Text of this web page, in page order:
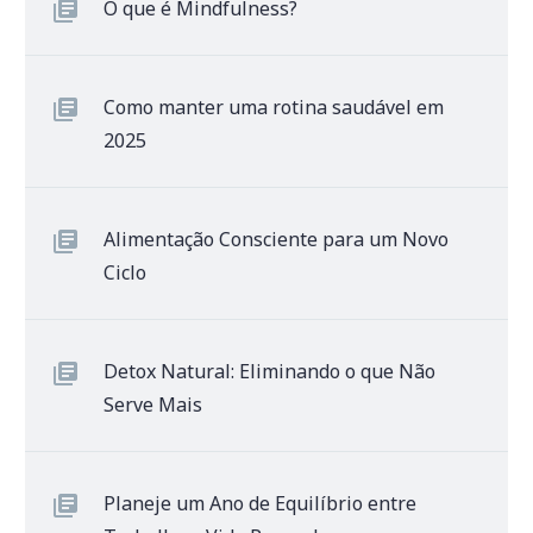
O que é Mindfulness?
Como manter uma rotina saudável em
2025
Alimentação Consciente para um Novo
Ciclo
Detox Natural: Eliminando o que Não
Serve Mais
Planeje um Ano de Equilíbrio entre